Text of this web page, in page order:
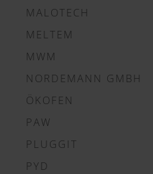
MALOTECH
MELTEM
MWM
NORDEMANN GMBH
ÖKOFEN
PAW
PLUGGIT
PYD